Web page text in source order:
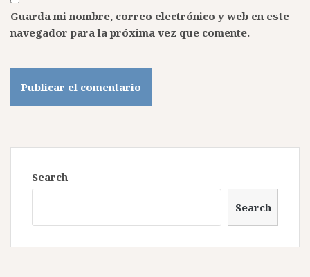
Guarda mi nombre, correo electrónico y web en este
navegador para la próxima vez que comente.
Search
Search